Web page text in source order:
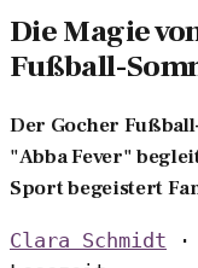
Die Magie
Fußball-
Der Gocher
"Abba Fever"
Sport begeistert
Clara Schmidt ·